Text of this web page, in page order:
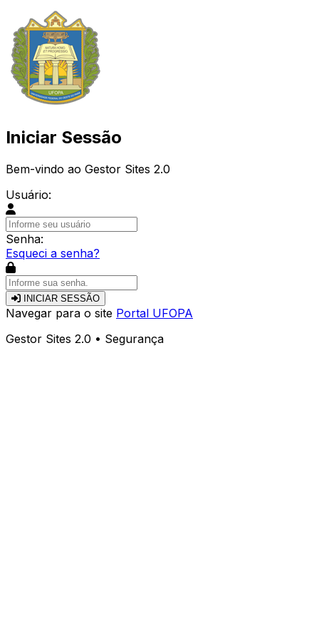
Iniciar Sessão
Bem-vindo ao Gestor Sites 2.0
Usuário:
Senha:
Esqueci a senha?
INICIAR SESSÃO
Navegar para o site Portal UFOPA
Gestor Sites 2.0 • Segurança